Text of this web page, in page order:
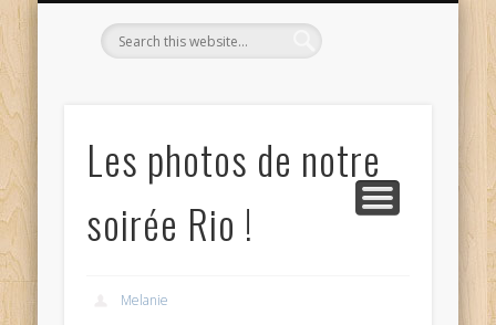
Les photos de notre
soirée Rio !
Melanie